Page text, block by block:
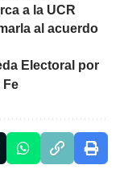
a la UCR
al acuerdo
Electoral por
Fe